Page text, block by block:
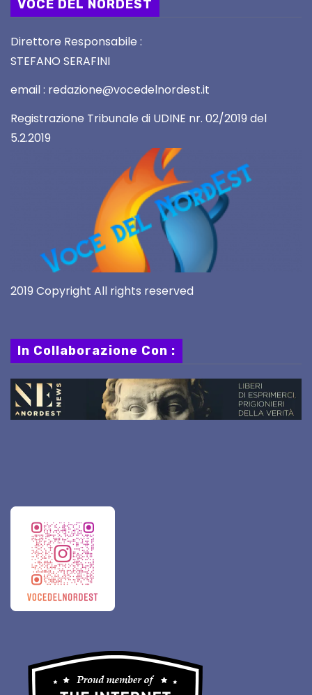
VOCE DEL NORDEST
Direttore Responsabile :
STEFANO SERAFINI
email : redazione@vocedelnordest.it
Registrazione Tribunale di UDINE nr. 02/2019 del
5.2.2019
2019 Copyright All rights reserved
In Collaborazione Con :